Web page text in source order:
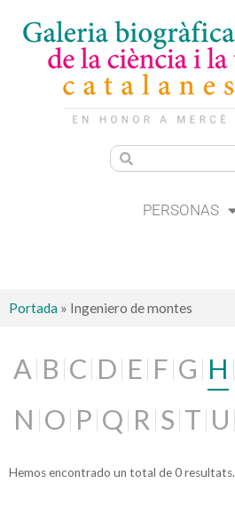
PERSONAS
Portada » Ingeniero de montes
A B C D E F G H
N O P Q R S T U
Hemos encontrado un total de 0 resultats.